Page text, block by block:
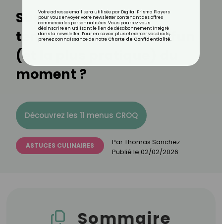
Sushi push pop : la
tendance food la plus fun
(et la plus pratique) du
moment ?
Découvrez les 11 menus CROQ
ASTUCES CULINAIRES ParThomas Sanchez
Publié le 02/02/2026
Sommaire
Votre adresse email sera utilisée par Digital Prisma Players
pour vous envoyer votre newsletter contenant des offres
commerciales personnalisées. Vous pourrez vous
désinscrire en utilisant le lien de désabonnement intégré
dans la newsletter. Pour en savoir plus et exercer vos droits,
prenez connaissance de notre Charte de Confidentialité.